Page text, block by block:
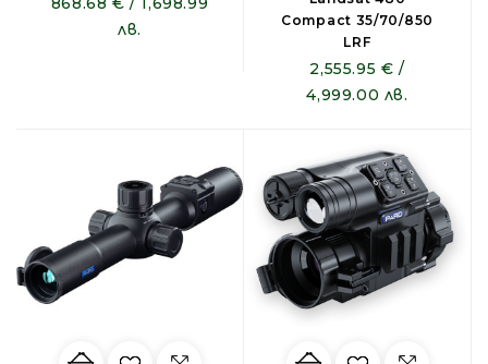
лв.
Compact 35/70/850
LRF
2,555.95 € /
4,999.00 лв.